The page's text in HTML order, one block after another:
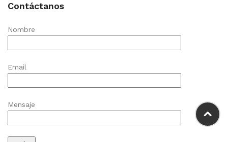
Contáctanos
Nombre
Email
Mensaje